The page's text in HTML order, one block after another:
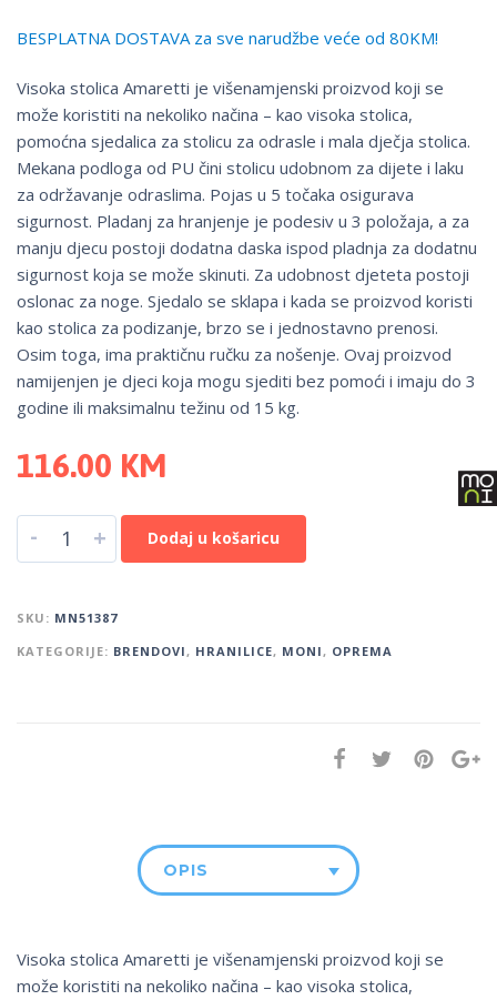
BESPLATNA DOSTAVA za sve narudžbe veće od 80KM!
Visoka stolica Amaretti je višenamjenski proizvod koji se
može koristiti na nekoliko načina – kao visoka stolica,
pomoćna sjedalica za stolicu za odrasle i mala dječja stolica.
Mekana podloga od PU čini stolicu udobnom za dijete i laku
za održavanje odraslima. Pojas u 5 točaka osigurava
sigurnost. Pladanj za hranjenje je podesiv u 3 položaja, a za
manju djecu postoji dodatna daska ispod pladnja za dodatnu
sigurnost koja se može skinuti. Za udobnost djeteta postoji
oslonac za noge. Sjedalo se sklapa i kada se proizvod koristi
kao stolica za podizanje, brzo se i jednostavno prenosi.
Osim toga, ima praktičnu ručku za nošenje. Ovaj proizvod
namijenjen je djeci koja mogu sjediti bez pomoći i imaju do 3
godine ili maksimalnu težinu od 15 kg.
116.00 KM
- + Dodaj u košaricu
SKU: MN51387
KATEGORIJE: BRENDOVI, HRANILICE, MONI, OPREMA
OPIS
Visoka stolica Amaretti je višenamjenski proizvod koji se
može koristiti na nekoliko načina – kao visoka stolica,